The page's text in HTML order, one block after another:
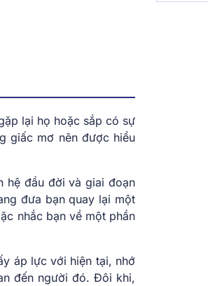
lại họ hoặc sắp có sự
giấc mơ nên được hiểu
hệ đầu đời và giai đoạn
đưa bạn quay lại một
nhắc bạn về một phần
áp lực với hiện tại, nhớ
đến người đó. Đôi khi,